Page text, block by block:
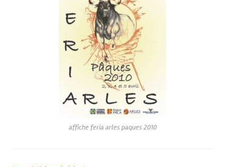
affiche feria arles paques 2010